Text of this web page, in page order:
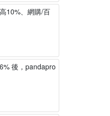
10%、網購/百
後，pandapro